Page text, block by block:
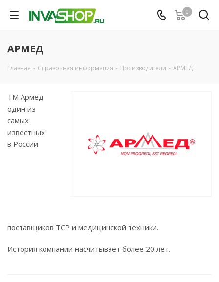
0
АРМЕД
Главная - Справочная информация - Производители - АРМЕД
ТМ Армед
один из
самых
известных
в России
поставщиков ТСР и медицинской техники.
История компании насчитывает более 20 лет.